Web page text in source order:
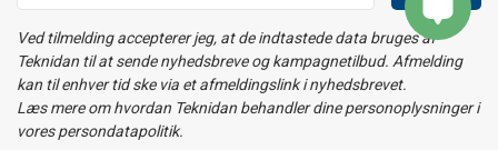
Ved tilmelding accepterer jeg, at de indtastede data bruges af
Teknidan til at sende nyhedsbreve og kampagnetilbud. Afmelding
kan til enhver tid ske via et afmeldingslink i nyhedsbrevet.
Læs mere om hvordan Teknidan behandler dine personoplysninger i
vores persondatapolitik.